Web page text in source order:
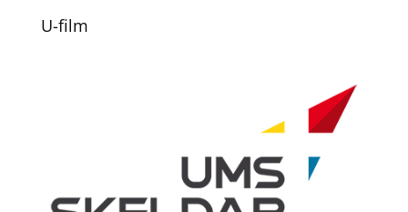
U-film